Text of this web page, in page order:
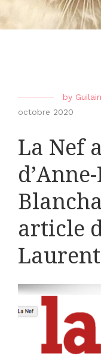
by
octobre 2020
La Nef
article
Laurent